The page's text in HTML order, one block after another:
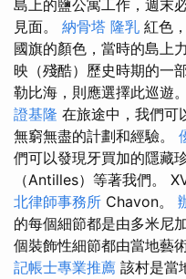
島上的鹽公寓工作，週末
見面。 納骨塔 隆乳 紅色
國旗的顏色，當時的島上
映（殘酷）歷史時期的一
勒比海，則應選擇此巡遊。
證基隆 在旅途中，我們可
無窮無盡的計劃和經驗。
們可以發現牙買加的隱藏
（Antilles）等著我們。
北律師事務所 Chavon。
的每個細節都是由多米尼
個裝飾性細節都由當地藝
記帳士專業推薦 該村是當